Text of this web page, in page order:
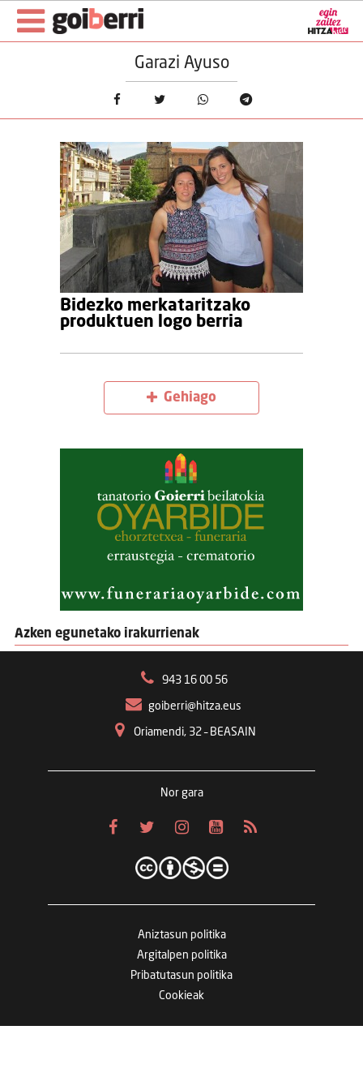
Garazi Ayuso
Bidezko merkataritzako
produktuen logo berria
Gehiago
Azken egunetako irakurrienak
943 16 00 56
goiberri@hitza.eus
Oriamendi, 32 – BEASAIN
Nor gara
Aniztasun politika
Argitalpen politika
Pribatutasun politika
Cookieak